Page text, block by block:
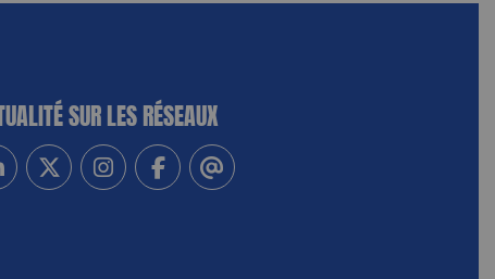
SUR LES RÉSEAUX